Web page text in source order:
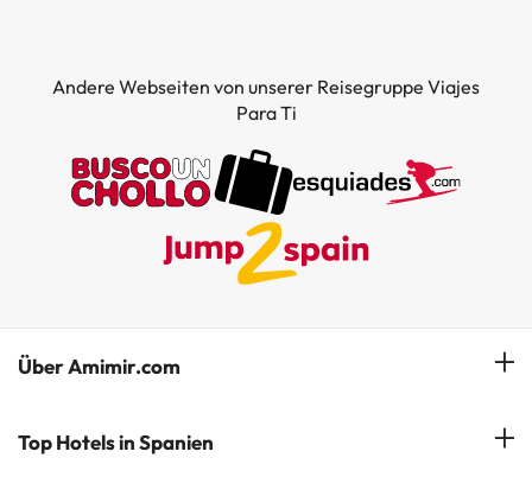
Andere Webseiten von unserer Reisegruppe Viajes
Para Ti
Über Amimir.com
Unser Team
Top Hotels in Spanien